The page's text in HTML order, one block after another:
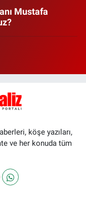
Mustafa
köşe yazıları,
ve her konuda tüm